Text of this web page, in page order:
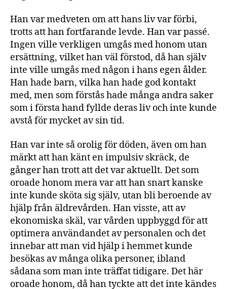
Han var medveten om att hans liv var förbi,
trotts att han fortfarande levde. Han var passé.
Ingen ville verkligen umgås med honom utan
ersättning, vilket han väl förstod, då han själv
inte ville umgås med någon i hans egen ålder.
Han hade barn, vilka han hade god kontakt
med, men som förstås hade många andra saker
som i första hand fyllde deras liv och inte kunde
avstå för mycket av sin tid.
Han var inte så orolig för döden, även om han
märkt att han känt en impulsiv skräck, de
gånger han trott att det var aktuellt. Det som
oroade honom mera var att han snart kanske
inte kunde sköta sig själv, utan bli beroende av
hjälp från äldrevården. Han visste, att av
ekonomiska skäl, var vården uppbyggd för att
optimera användandet av personalen och det
innebar att man vid hjälp i hemmet kunde
besökas av många olika personer, ibland
sådana som man inte träffat tidigare. Det här
oroade honom, då han tyckte att det inte kändes